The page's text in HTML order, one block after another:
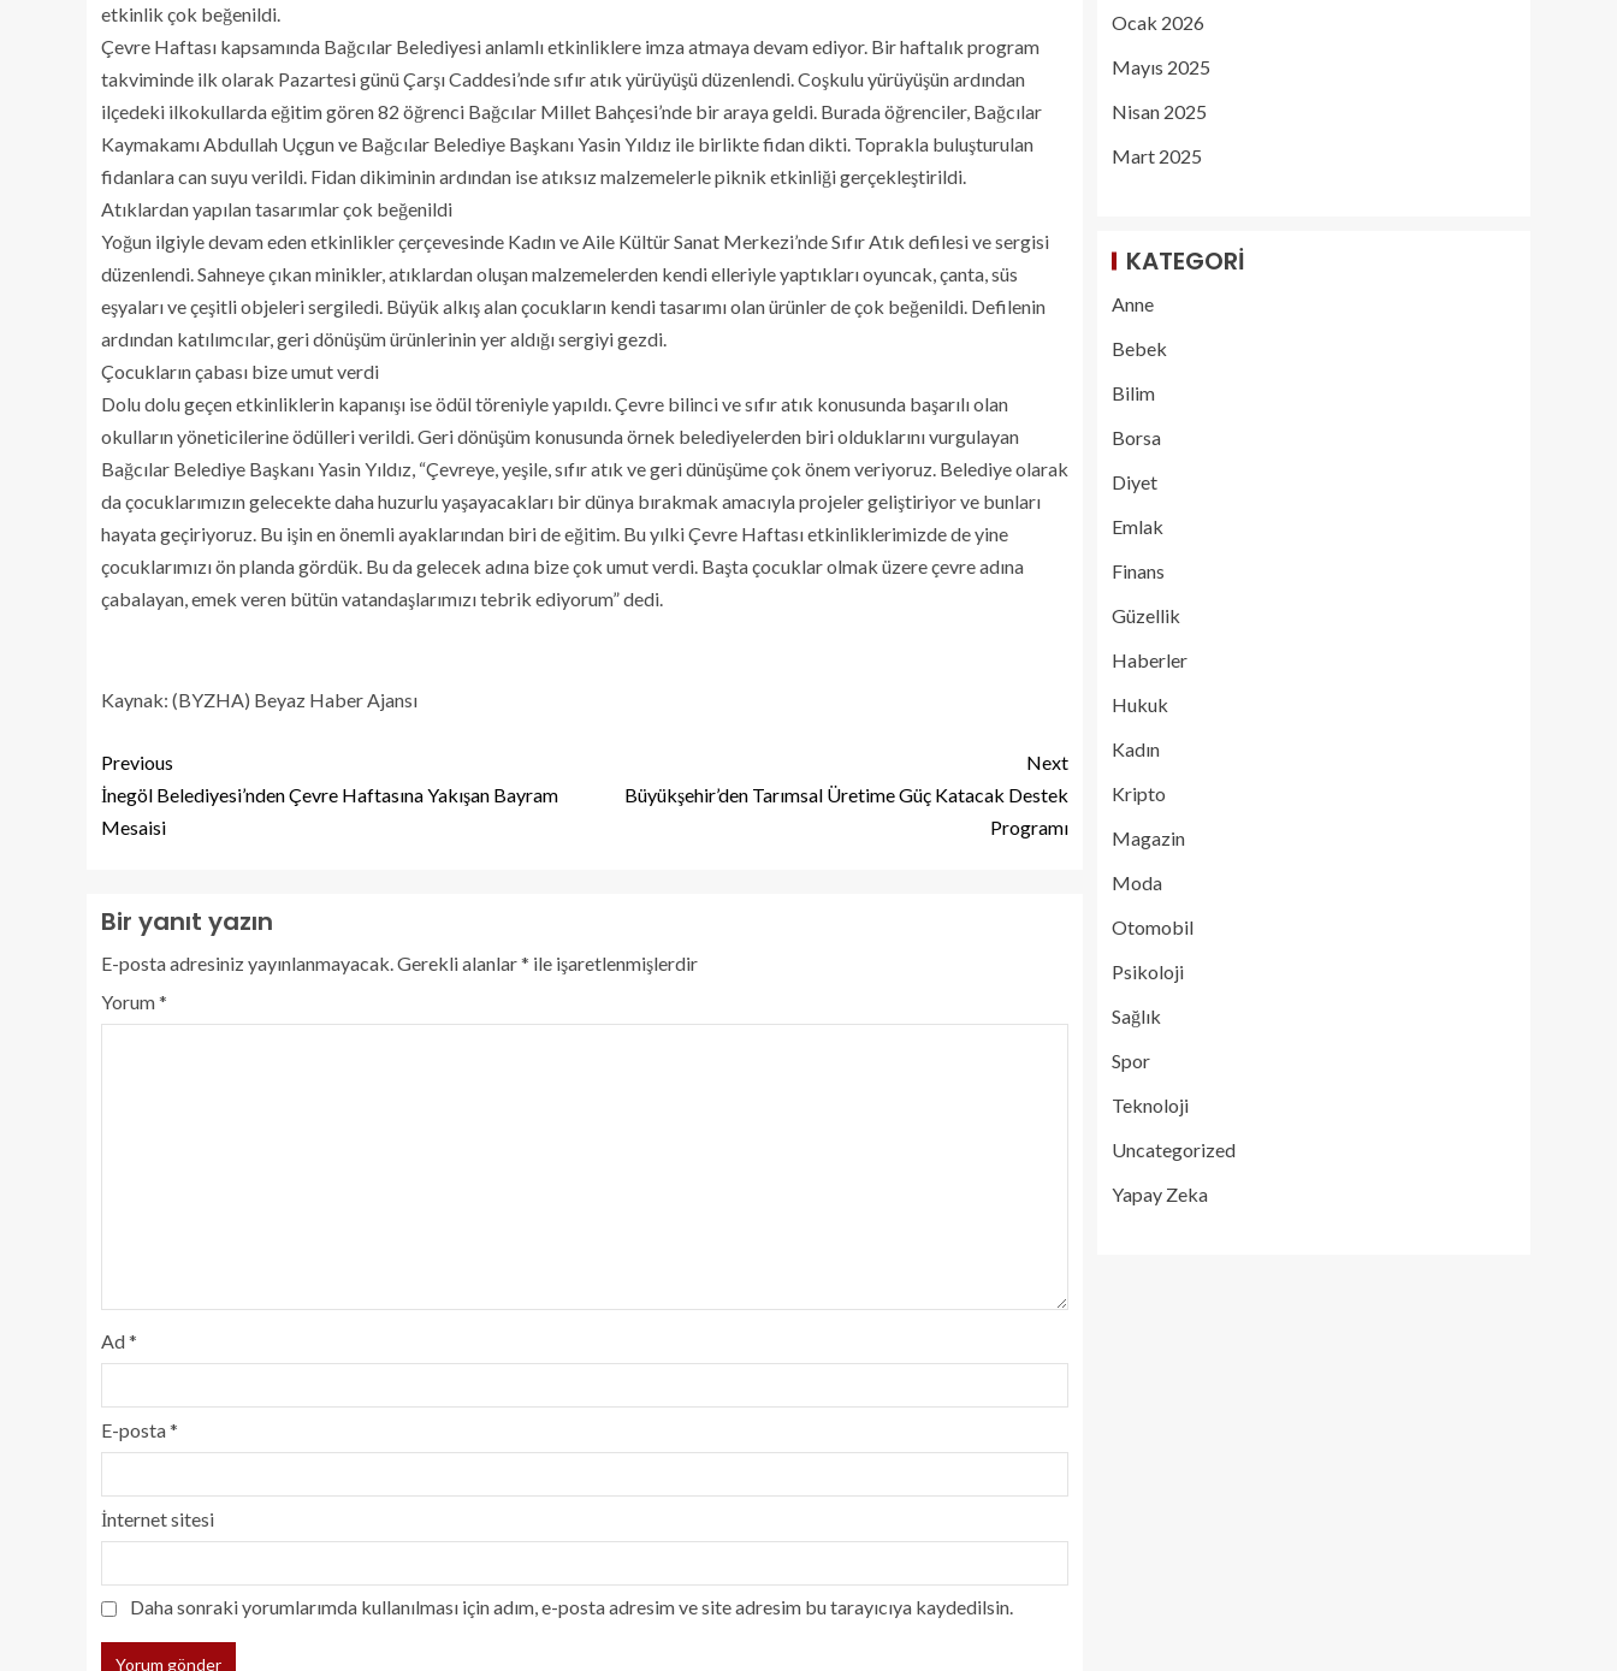
etkinlik çok beğenildi.
Çevre Haftası kapsamında Bağcılar Belediyesi anlamlı etkinliklere imza atmaya devam ediyor. Bir haftalık program
takviminde ilk olarak Pazartesi günü Çarşı Caddesi’nde sıfır atık yürüyüşü düzenlendi. Coşkulu yürüyüşün ardından
ilçedeki ilkokullarda eğitim gören 82 öğrenci Bağcılar Millet Bahçesi’nde bir araya geldi. Burada öğrenciler, Bağcılar
Kaymakamı Abdullah Uçgun ve Bağcılar Belediye Başkanı Yasin Yıldız ile birlikte fidan dikti. Toprakla buluşturulan
fidanlara can suyu verildi. Fidan dikiminin ardından ise atıksız malzemelerle piknik etkinliği gerçekleştirildi.
Atıklardan yapılan tasarımlar çok beğenildi
Yoğun ilgiyle devam eden etkinlikler çerçevesinde Kadın ve Aile Kültür Sanat Merkezi’nde Sıfır Atık defilesi ve sergisi
düzenlendi. Sahneye çıkan minikler, atıklardan oluşan malzemelerden kendi elleriyle yaptıkları oyuncak, çanta, süs
eşyaları ve çeşitli objeleri sergiledi. Büyük alkış alan çocukların kendi tasarımı olan ürünler de çok beğenildi. Defilenin
ardından katılımcılar, geri dönüşüm ürünlerinin yer aldığı sergiyi gezdi.
Çocukların çabası bize umut verdi
Dolu dolu geçen etkinliklerin kapanışı ise ödül töreniyle yapıldı. Çevre bilinci ve sıfır atık konusunda başarılı olan
okulların yöneticilerine ödülleri verildi. Geri dönüşüm konusunda örnek belediyelerden biri olduklarını vurgulayan
Bağcılar Belediye Başkanı Yasin Yıldız, “Çevreye, yeşile, sıfır atık ve geri dünüşüme çok önem veriyoruz. Belediye olarak
da çocuklarımızın gelecekte daha huzurlu yaşayacakları bir dünya bırakmak amacıyla projeler geliştiriyor ve bunları
hayata geçiriyoruz. Bu işin en önemli ayaklarından biri de eğitim. Bu yılki Çevre Haftası etkinliklerimizde de yine
çocuklarımızı ön planda gördük. Bu da gelecek adına bize çok umut verdi. Başta çocuklar olmak üzere çevre adına
çabalayan, emek veren bütün vatandaşlarımızı tebrik ediyorum” dedi.
Kaynak: (BYZHA) Beyaz Haber Ajansı
Previous
İnegöl Belediyesi’nden Çevre Haftasına Yakışan Bayram
Mesaisi
Next
Büyükşehir’den Tarımsal Üretime Güç Katacak Destek
Programı
Bir yanıt yazın
E-posta adresiniz yayınlanmayacak.Gerekli alanlar* ile işaretlenmişlerdir
Yorum*
Ad*
E-posta*
İnternet sitesi
Daha sonraki yorumlarımda kullanılması için adım, e-posta adresim ve site adresim bu tarayıcıya kaydedilsin.
Ocak 2026
Mayıs 2025
Nisan 2025
Mart 2025
KATEGORI
Anne
Bebek
Bilim
Borsa
Diyet
Emlak
Finans
Güzellik
Haberler
Hukuk
Kadın
Kripto
Magazin
Moda
Otomobil
Psikoloji
Sağlık
Spor
Teknoloji
Uncategorized
Yapay Zeka